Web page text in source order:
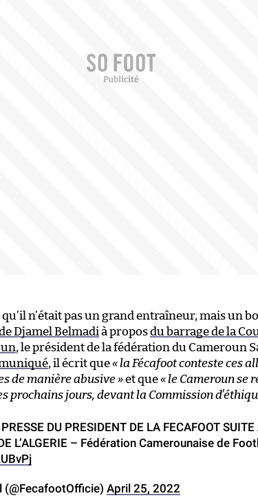
n’était pas un grand entraîneur, mais un
Djamel Belmadi à proposdu barrage de la
, le président de la fédération du Cameroun
, il écrit que« la Fécafoot conteste ces
de manière abusive »et que« le Cameroun se
prochains jours, devant la Commission
DU PRESIDENT DE LA FECAFOOT
L’ALGERIE – Fédération Camerounaise de
April 25, 2022